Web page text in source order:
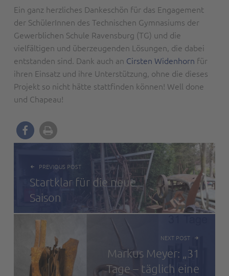
Ein ganz herzliches Dankeschön für das Engagement
der SchülerInnen des Technischen Gymnasiums der
Gewerblichen Schule Ravensburg (TG) und die
vielfältigen und überzeugenden Lösungen, die dabei
entstanden sind. Dank auch an Cirsten Widenhorn für
ihren Einsatz und ihre Unterstützung, ohne die dieses
Projekt so nicht hätte stattfinden können! Well done
und Chapeau!
BEITRAGSNAVIGATION
PREVIOUS POST
Startklar für die neue
Saison
NEXT POST
Markus Meyer: „31
Tage – täglich eine